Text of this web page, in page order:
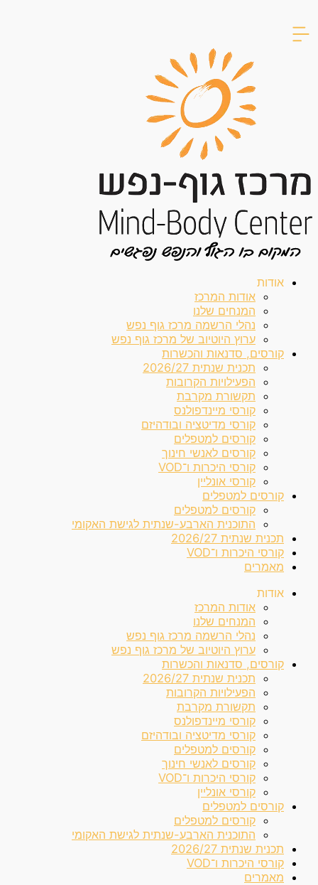
אודות
אודות המרכז
המנחים שלנו
נהלי הרשמה מרכז גוף נפש
ערוץ היוטיוב של מרכז גוף נפש
קורסים, סדנאות והכשרות
תכנית שנתית 2026/27
הפעילויות הקרובות
תקשורת מקרבת
קורסי מיינדפולנס
קורסי מדיטציה ובודהיזם
קורסים למטפלים
קורסים לאנשי חינוך
קורסי היכרות ו־VOD
קורסי אונליין
קורסים למטפלים
קורסים למטפלים
התוכנית הארבע-שנתית לגישת האקומי
תכנית שנתית 2026/27
קורסי היכרות ו־VOD
מאמרים
אודות
אודות המרכז
המנחים שלנו
נהלי הרשמה מרכז גוף נפש
ערוץ היוטיוב של מרכז גוף נפש
קורסים, סדנאות והכשרות
תכנית שנתית 2026/27
הפעילויות הקרובות
תקשורת מקרבת
קורסי מיינדפולנס
קורסי מדיטציה ובודהיזם
קורסים למטפלים
קורסים לאנשי חינוך
קורסי היכרות ו־VOD
קורסי אונליין
קורסים למטפלים
קורסים למטפלים
התוכנית הארבע-שנתית לגישת האקומי
תכנית שנתית 2026/27
קורסי היכרות ו־VOD
מאמרים